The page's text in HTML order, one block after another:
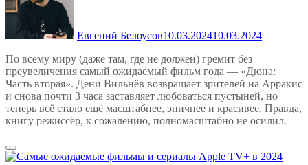
Евгений Белоусов10.03.202410.03.2024
По всему миру (даже там, где не должен) гремит без
преувеличения самый ожидаемый фильм года — «Дюна:
Часть вторая». Дени Вильнёв возвращает зрителей на Арракис
и снова почти 3 часа заставляет любоваться пустыней, но
теперь всё стало ещё масштабнее, эпичнее и красивее. Правда,
книгу режиссёр, к сожалению, полномасштабно не осилил.